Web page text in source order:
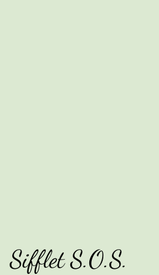
Sifflet S.O.S.